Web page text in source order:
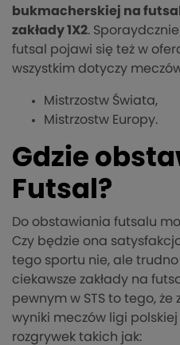
bukmacherskiej na
zakłady 1X2.
futsal pojawi się też w
wszystkim dotyczy
Mistrzostw Świata,
Mistrzostw Europy.
Gdzie
Futsal?
Do obstawiania futsalu
Czy będzie ona
tego sportu nie, ale
ciekawsze zakłady na
pewnym w STS to tego, że
wyniki meczów ligi
rozgrywek takich jak: